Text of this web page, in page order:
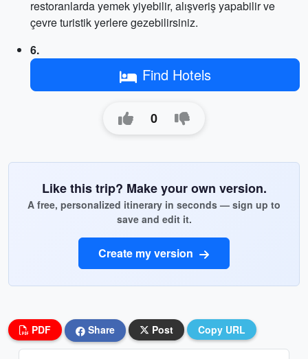
restoranlarda yemek yiyebilir, alışveriş yapabilir ve
çevre turistik yerlere gezebilirsiniz.
6.
Find Hotels
0
Like this trip? Make your own version.
A free, personalized itinerary in seconds — sign up to
save and edit it.
Create my version
PDF Share Post Copy URL